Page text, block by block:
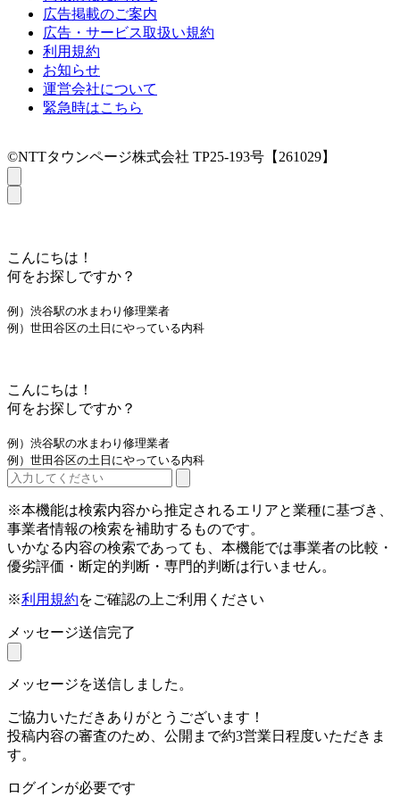
広告掲載のご案内
広告・サービス取扱い規約
利用規約
お知らせ
運営会社について
緊急時はこちら
©NTTタウンページ株式会社 TP25-193号【261029】
こんにちは！
何をお探しですか？
例）渋谷駅の水まわり修理業者
例）世田谷区の土日にやっている内科
こんにちは！
何をお探しですか？
例）渋谷駅の水まわり修理業者
例）世田谷区の土日にやっている内科
※本機能は検索内容から推定されるエリアと業種に基づき、
事業者情報の検索を補助するものです。
いかなる内容の検索であっても、本機能では事業者の比較・
優劣評価・断定的判断・専門的判断は行いません。
※利用規約をご確認の上ご利用ください
メッセージ送信完了
メッセージを送信しました。
ご協力いただきありがとうございます！
投稿内容の審査のため、公開まで約3営業日程度いただきま
す。
ログインが必要です